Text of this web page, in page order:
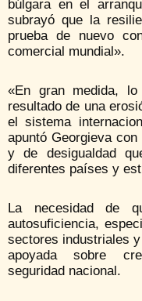
búlgara en el
subrayó que la
prueba de nuevo
comercial mundial».
«En gran medida,
resultado de una
el sistema
apuntó Georgieva
y de desigualdad
diferentes países y
La necesidad de
autosuficiencia,
sectores industriales
apoyada sobre
seguridad nacional.